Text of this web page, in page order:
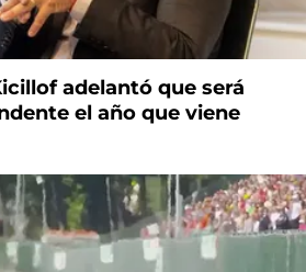
adelantó que será
el año que viene